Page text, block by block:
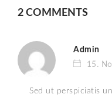
2 COMMENTS
Admin
15.
Sed ut perspiciatis